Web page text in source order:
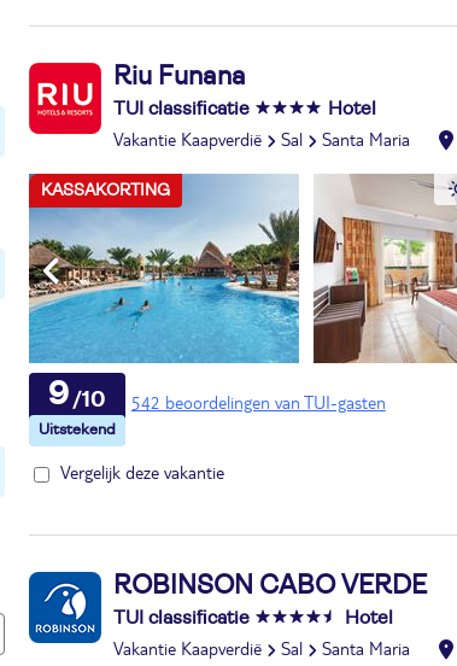
Riu Funana
TUI classificatie Hotel
Vakantie Kaapverdië Sal Santa Maria
KASSAKORTING
542 beoordelingen van TUI-gasten
9
Vergelijk deze vakantie
ROBINSON CABO VERDE
TUI classificatie Hotel
Vakantie Kaapverdië Sal Santa Maria